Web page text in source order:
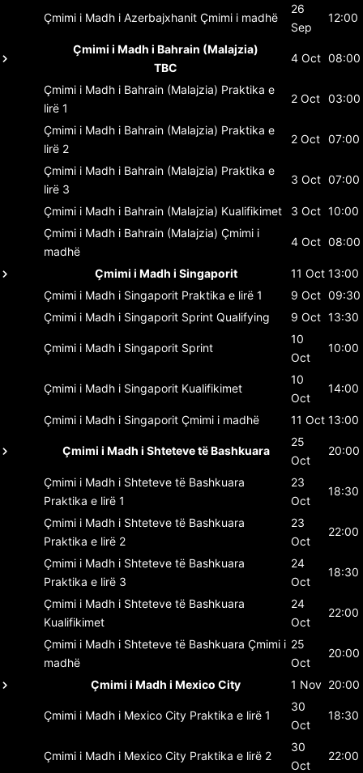
Çmimi i Madh i Azerbajxhanit Çmimi i madhë
26
Sep
12:00
Çmimi i Madh i Bahrain (Malajzia)
TBC
4 Oct 08:00
Çmimi i Madh i Bahrain (Malajzia) Praktika e
lirë 1
2 Oct 03:00
Çmimi i Madh i Bahrain (Malajzia) Praktika e
lirë 2
2 Oct 07:00
Çmimi i Madh i Bahrain (Malajzia) Praktika e
lirë 3
3 Oct 07:00
Çmimi i Madh i Bahrain (Malajzia) Kualifikimet 3 Oct 10:00
Çmimi i Madh i Bahrain (Malajzia) Çmimi i
madhë
4 Oct 08:00
Çmimi i Madh i Singaporit 11 Oct 13:00
Çmimi i Madh i Singaporit Praktika e lirë 1 9 Oct 09:30
Çmimi i Madh i Singaporit Sprint Qualifying 9 Oct 13:30
Çmimi i Madh i Singaporit Sprint
10
Oct
10:00
Çmimi i Madh i Singaporit Kualifikimet
10
Oct
14:00
Çmimi i Madh i Singaporit Çmimi i madhë 11 Oct 13:00
Çmimi i Madh i Shteteve të Bashkuara
25
Oct
20:00
Çmimi i Madh i Shteteve të Bashkuara
Praktika e lirë 1
23
Oct
18:30
Çmimi i Madh i Shteteve të Bashkuara
Praktika e lirë 2
23
Oct
22:00
Çmimi i Madh i Shteteve të Bashkuara
Praktika e lirë 3
24
Oct
18:30
Çmimi i Madh i Shteteve të Bashkuara
Kualifikimet
24
Oct
22:00
Çmimi i Madh i Shteteve të Bashkuara Çmimi i
madhë
25
Oct
20:00
Çmimi i Madh i Mexico City 1 Nov 20:00
Çmimi i Madh i Mexico City Praktika e lirë 1
30
Oct
18:30
Çmimi i Madh i Mexico City Praktika e lirë 2
30
Oct
22:00